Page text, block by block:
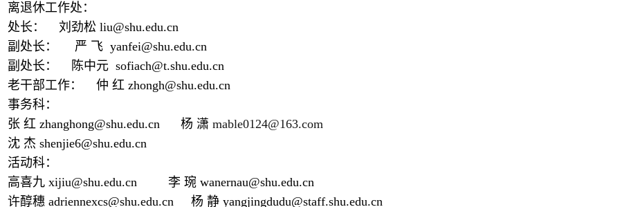
离退休工作处：
处长： 刘劲松 liu@shu.edu.cn
副处长： 严 飞 yanfei@shu.edu.cn
副处长：
陈中元 sofiach@t.shu.edu.cn
老干部工作： 仲 红 zhongh@shu.edu.cn
事务科：
张 红 zhanghong@shu.edu.cn 杨 潇 mable0124@163.com
沈 杰 shenjie6@shu.edu.cn
活动科：
高喜九 xijiu@shu.edu.cn 李 琬 wanernau@shu.edu.cn
许醇穗 adriennexcs@shu.edu.cn 杨 静 yangjingdudu@staff.shu.edu.cn